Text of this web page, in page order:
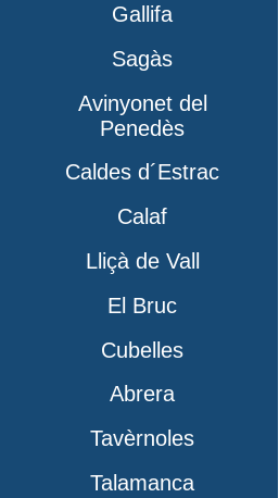
Gallifa
Sagàs
Avinyonet del
Penedès
Caldes d´Estrac
Calaf
Lliçà de Vall
El Bruc
Cubelles
Abrera
Tavèrnoles
Talamanca